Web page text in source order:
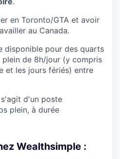
en Toronto/GTA et avoir
au Canada.
disponible pour des quarts
de 8h/jour (y compris
et les jours fériés) entre
s'agit d'un poste
plein, à durée
Wealthsimple :